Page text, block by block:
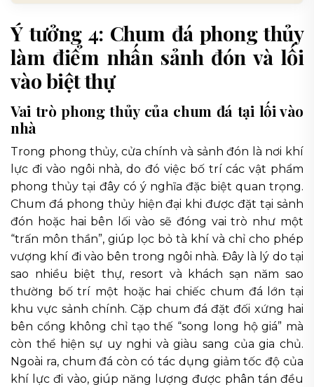
Ý tưởng 4: Chum đá phong thủy
làm điểm nhấn sảnh đón và lối
vào biệt thự
Vai trò phong thủy của chum đá tại lối vào
nhà
Trong phong thủy, cửa chính và sảnh đón là nơi khí
lực đi vào ngôi nhà, do đó việc bố trí các vật phẩm
phong thủy tại đây có ý nghĩa đặc biệt quan trọng.
Chum đá phong thủy hiện đại khi được đặt tại sảnh
đón hoặc hai bên lối vào sẽ đóng vai trò như một
“trấn môn thần”, giúp lọc bỏ tà khí và chỉ cho phép
vượng khí đi vào bên trong ngôi nhà. Đây là lý do tại
sao nhiều biệt thự, resort và khách sạn năm sao
thường bố trí một hoặc hai chiếc chum đá lớn tại
khu vực sảnh chính. Cặp chum đá đặt đối xứng hai
bên cổng không chỉ tạo thế “song long hộ giá” mà
còn thể hiện sự uy nghi và giàu sang của gia chủ.
Ngoài ra, chum đá còn có tác dụng giảm tốc độ của
khí lực đi vào, giúp năng lượng được phân tán đều